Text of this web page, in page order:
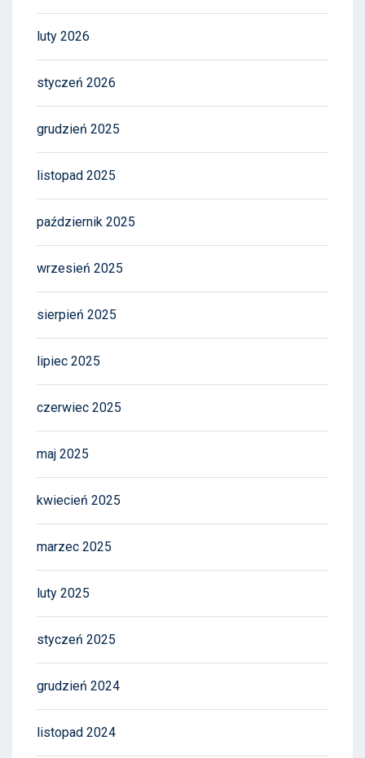
luty 2026
styczeń 2026
grudzień 2025
listopad 2025
październik 2025
wrzesień 2025
sierpień 2025
lipiec 2025
czerwiec 2025
maj 2025
kwiecień 2025
marzec 2025
luty 2025
styczeń 2025
grudzień 2024
listopad 2024